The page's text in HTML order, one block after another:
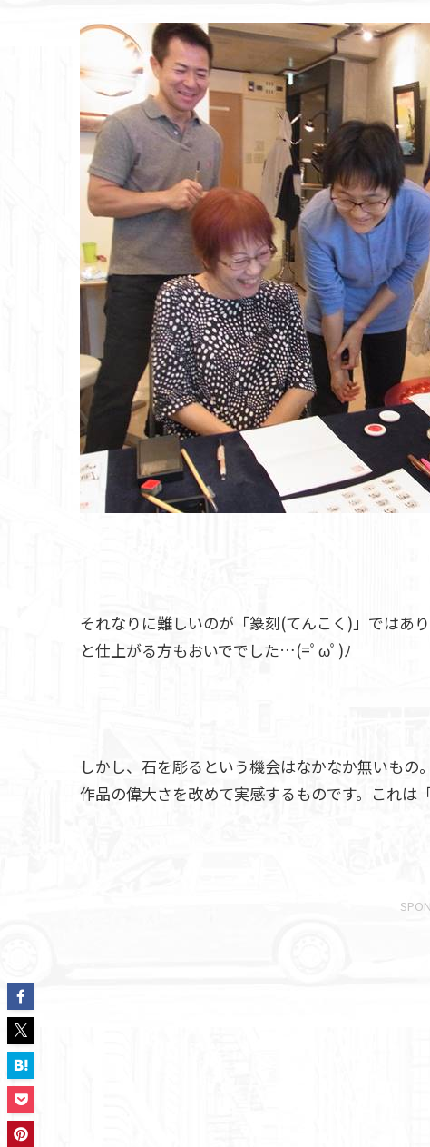
それなりに難しいのが「篆刻(てんこく)」ではあ
と仕上がる方もおいででした…(=ﾟωﾟ)ﾉ
しかし、石を彫るという機会はなかなか無いも
作品の偉大さを改めて実感するものです。これは